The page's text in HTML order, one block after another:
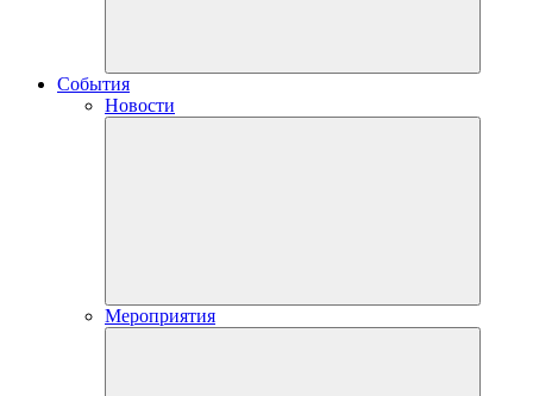
События
Новости
Мероприятия